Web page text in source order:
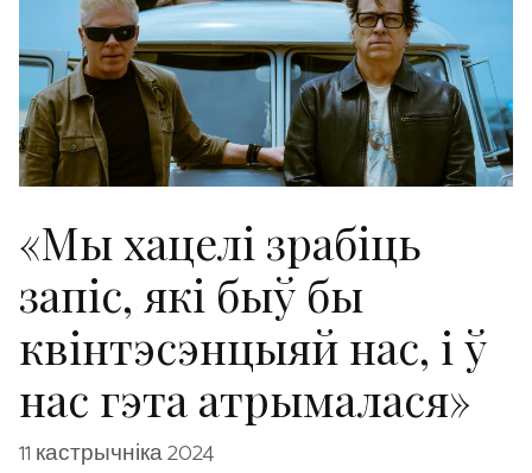
«Мы хацелі зрабіць
запіс, які быў бы
квінтэсэнцыяй нас, і ў
нас гэта атрымалася»
11 кастрычніка 2024